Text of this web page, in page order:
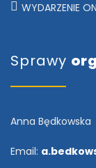
WYDARZENIE
Sprawy
Anna Będkowska
Email: